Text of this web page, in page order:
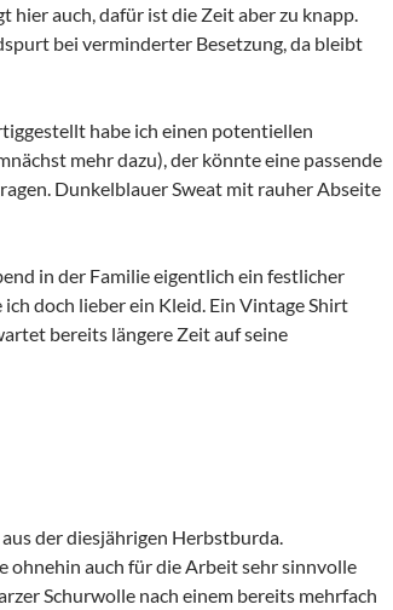
hier auch, dafür ist die Zeit aber zu knapp.
bei verminderter Besetzung, da bleibt
habe ich einen potentiellen
mehr dazu), der könnte eine passende
Dunkelblauer Sweat mit rauher Abseite
in der Familie eigentlich ein festlicher
doch lieber ein Kleid. Ein Vintage Shirt
bereits längere Zeit auf seine
der diesjährigen Herbstburda.
ohnehin auch für die Arbeit sehr sinnvolle
Schurwolle nach einem bereits mehrfach